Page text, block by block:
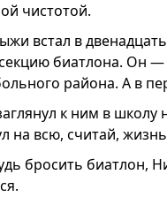
чистотой.
встал в
биатлона. Он
района. А в
к ним в школу
на всю, считай,
бросить биатлон,